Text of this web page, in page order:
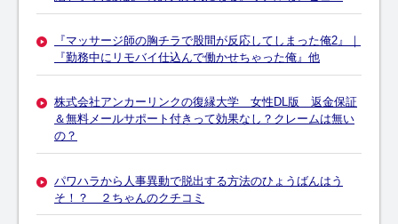
『マッサージ師の胸チラで股間が反応してしまった俺2』｜
『勤務中にリモバイ仕込んで働かせちゃった俺』他
株式会社アンカーリンクの復縁大学 女性DL版 返金保証
＆無料メールサポート付きって効果なし？クレームは無い
の？
パワハラから人事異動で脱出する方法のひょうばんはう
そ！？ ２ちゃんのクチコミ